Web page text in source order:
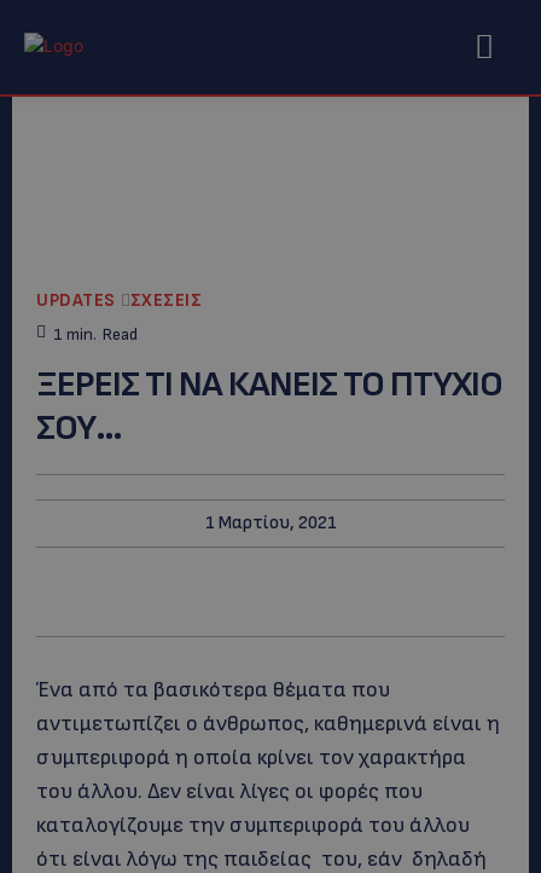
UPDATES ΣΧΕΣΕΙΣ
1 min. Read
ΞΕΡΕΙΣ ΤΙ ΝΑ ΚΑΝΕΙΣ ΤΟ ΠΤΥΧΙΟ
ΣΟΥ…
1 Μαρτίου, 2021
Ένα από τα βασικότερα θέματα που
αντιμετωπίζει ο άνθρωπος, καθημερινά είναι η
συμπεριφορά η οποία κρίνει τον χαρακτήρα
του άλλου. Δεν είναι λίγες οι φορές που
καταλογίζουμε την συμπεριφορά του άλλου
ότι είναι λόγω της παιδείας του, εάν δηλαδή